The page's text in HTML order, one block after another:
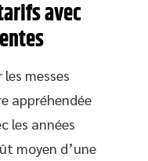
avec
messes
appréhendée
les années
moyen d’une